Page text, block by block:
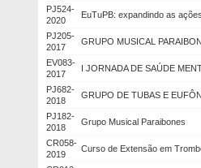
PJ524-
2020
EuTuPB: expandindo as
PJ205-
2017
GRUPO MUSICAL
EV083-
2017
I JORNADA DE SAÚDE
PJ682-
2018
GRUPO DE TUBAS E
PJ182-
2018
Grupo Musical Paraibones
CR058-
2019
Curso de Extensão em